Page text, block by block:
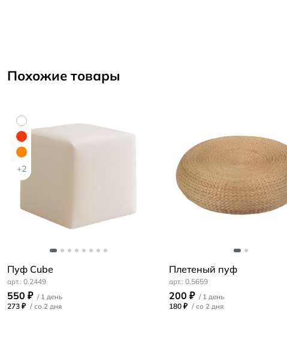
Похожие товары
+2
Пуф Cube
0.2449
550 ₽
273 ₽ /
Плетеный пуф
0.5659
200 ₽
180 ₽ /